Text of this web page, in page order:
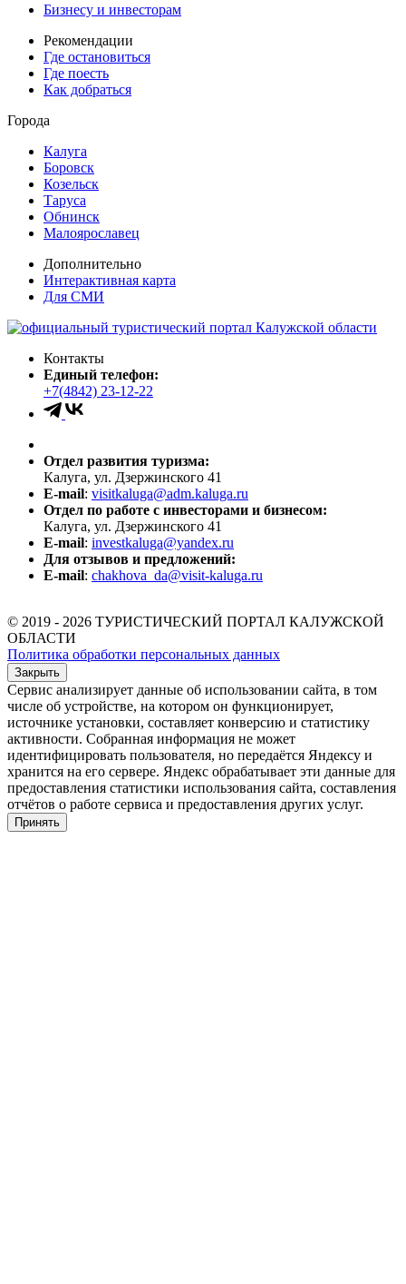
Бизнесу и инвесторам
Рекомендации
Где остановиться
Где поесть
Как добраться
Города
Калуга
Боровск
Козельск
Таруса
Обнинск
Малоярославец
Дополнительно
Интерактивная карта
Для СМИ
Контакты
Единый телефон:
+7(4842) 23-12-22
Отдел развития туризма:
Калуга, ул. Дзержинского 41
E-mail: visitkaluga@adm.kaluga.ru
Отдел по работе с инвесторами и бизнесом:
Калуга, ул. Дзержинского 41
E-mail: investkaluga@yandex.ru
Для отзывов и предложений:
E-mail: chakhova_da@visit-kaluga.ru
© 2019 - 2026 ТУРИСТИЧЕСКИЙ ПОРТАЛ КАЛУЖСКОЙ
ОБЛАСТИ
Политика обработки персональных данных
Закрыть
Сервис анализирует данные об использовании сайта, в том
числе об устройстве, на котором он функционирует,
источнике установки, составляет конверсию и статистику
активности. Собранная информация не может
идентифицировать пользователя, но передаётся Яндексу и
хранится на его сервере. Яндекс обрабатывает эти данные для
предоставления статистики использования сайта, составления
отчётов о работе сервиса и предоставления других услуг.
Принять